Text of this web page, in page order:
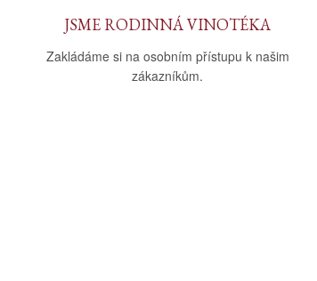
JSME RODINNÁ VINOTÉKA
Zakládáme si na osobním přístupu k našim
zákazníkům.